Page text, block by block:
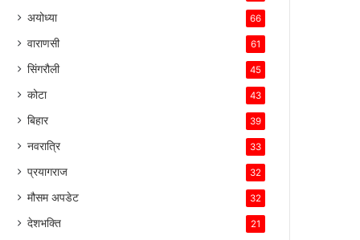
अयोध्या 66
वाराणसी 61
सिंगरौली 45
कोटा 43
बिहार 39
नवरात्रि 33
प्रयागराज 32
मौसम अपडेट 32
देशभक्ति 21